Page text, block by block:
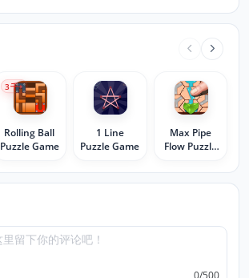
Rolling Ball
Puzzle Game
3千+
1 Line
Puzzle Game
Max Pipe
Flow Puzzle
0/500